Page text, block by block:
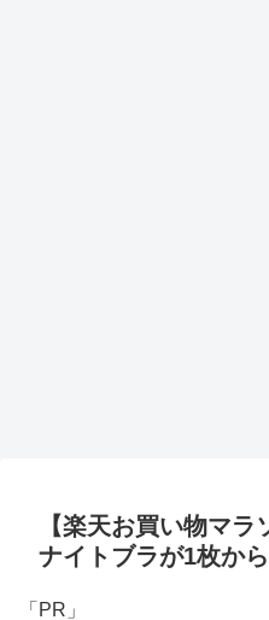
【楽天お買い物マ
ナイトブラが1枚か
「PR」